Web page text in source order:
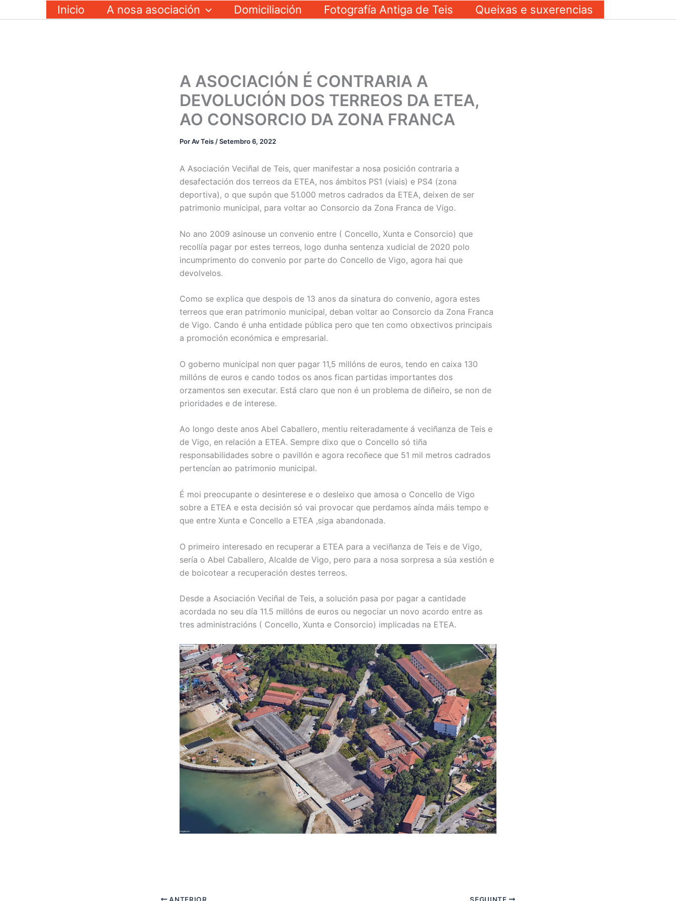
ao
Inicio A nosa asociación Domiciliación Fotografía Antiga de Teis Queixas e suxerencias
A ASOCIACIÓN É CONTRARIA A
DEVOLUCIÓN DOS TERREOS DA ETEA,
AO CONSORCIO DA ZONA FRANCA
PorAv Teis /Setembro 6, 2022
A Asociación Veciñal de Teis, quer manifestar a nosa posición contraria a
desafectación dos terreos da ETEA, nos ámbitos PS1 (viais) e PS4 (zona
deportiva), o que supón que 51.000 metros cadrados da ETEA, deixen de ser
patrimonio municipal, para voltar ao Consorcio da Zona Franca de Vigo.
No ano 2009 asinouse un convenio entre ( Concello, Xunta e Consorcio) que
recollía pagar por estes terreos, logo dunha sentenza xudicial de 2020 polo
incumprimento do convenio por parte do Concello de Vigo, agora hai que
devolvelos.
Como se explica que despois de 13 anos da sinatura do convenio, agora estes
terreos que eran patrimonio municipal, deban voltar ao Consorcio da Zona Franca
de Vigo. Cando é unha entidade pública pero que ten como obxectivos principais
a promoción económica e empresarial.
O goberno municipal non quer pagar 11,5 millóns de euros, tendo en caixa 130
millóns de euros e cando todos os anos fican partidas importantes dos
orzamentos sen executar. Está claro que non é un problema de diñeiro, se non de
prioridades e de interese.
Ao longo deste anos Abel Caballero, mentiu reiteradamente á veciñanza de Teis e
de Vigo, en relación a ETEA. Sempre dixo que o Concello só tiña
responsabilidades sobre o pavillón e agora recoñece que 51 mil metros cadrados
pertencían ao patrimonio municipal.
É moi preocupante o desinterese e o desleixo que amosa o Concello de Vigo
sobre a ETEA e esta decisión só vai provocar que perdamos aínda máis tempo e
que entre Xunta e Concello a ETEA ,siga abandonada.
O primeiro interesado en recuperar a ETEA para a veciñanza de Teis e de Vigo,
sería o Abel Caballero, Alcalde de Vigo, pero para a nosa sorpresa a súa xestión e
de boicotear a recuperación destes terreos.
Desde a Asociación Veciñal de Teis, a solución pasa por pagar a cantidade
acordada no seu día 11.5 millóns de euros ou negociar un novo acordo entre as
tres administracións ( Concello, Xunta e Consorcio) implicadas na ETEA.
ANTERIOR SEGUINTE